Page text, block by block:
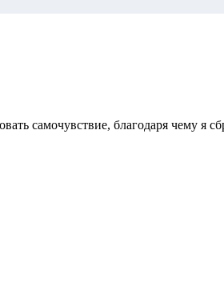
самочувствие, благодаря чему я